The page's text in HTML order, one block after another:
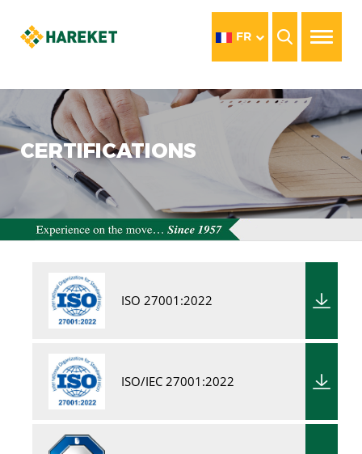
FR
CERTIFICATIONS
ISO 27001:2022
ISO/IEC 27001:2022